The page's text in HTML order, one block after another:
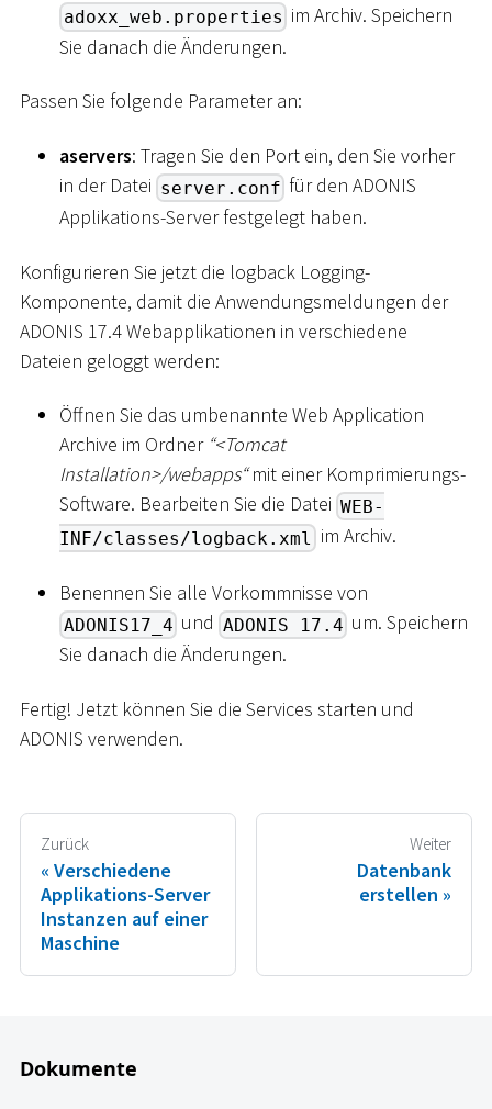
adoxx_web.properties im Archiv. Speichern
Sie danach die Änderungen.
Passen Sie folgende Parameter an:
aservers: Tragen Sie den Port ein, den Sie vorher
in der Datei server.conf für den ADONIS
Applikations-Server festgelegt haben.
Konfigurieren Sie jetzt die logback Logging-
Komponente, damit die Anwendungsmeldungen der
ADONIS 17.4 Webapplikationen in verschiedene
Dateien geloggt werden:
Öffnen Sie das umbenannte Web Application
Archive im Ordner “<Tomcat
Installation>/webapps“mit einer Komprimierungs-
Software. Bearbeiten Sie die Datei WEB-
INF/classes/logback.xml im Archiv.
Benennen Sie alle Vorkommnisse von
ADONIS17_4 und ADONIS 17.4 um. Speichern
Sie danach die Änderungen.
Fertig! Jetzt können Sie die Services starten und
ADONIS verwenden.
Zurück
Verschiedene
Applikations-Server
Instanzen auf einer
Maschine
Weiter
Datenbank
erstellen
Dokumente